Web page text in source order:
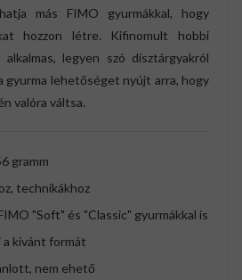
más FIMO gyurmákkal, hogy
hozzon létre. Kifinomult hobbi
legyen szó dísztárgyakról
gyurma lehetőséget nyújt arra, hogy
valóra váltsa.
gramm
technikákhoz
"Soft" és "Classic" gyurmákkal is
a kívánt formát
nem ehető